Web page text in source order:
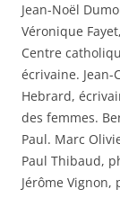
Jean-Noël
Véronique
Centre
écrivaine.
Hebrard,
des femmes.
Paul. Marc
Paul Thibaud,
Jérôme